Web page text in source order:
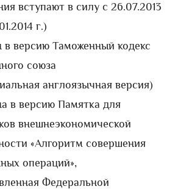
вступают в силу с 26.07.2013
г.)
в версию Таможенный кодекс
союза
англоязычная версия)
в версию Памятка для
внешнеэкономической
«Алгоритм совершения
операций»,
Федеральной